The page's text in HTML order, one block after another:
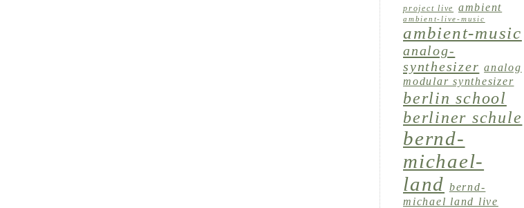
project live
ambient
ambient-live-music
ambient-music
analog-
synthesizer analog
modular synthesizer
berlin school
berliner schule
bernd-
michael-
land bernd-
michael land live